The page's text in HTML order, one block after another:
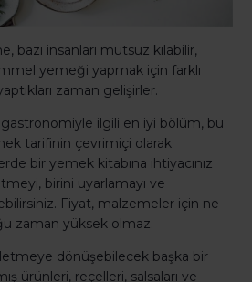
bazı insanları mutsuz kılabilir,
yemeği yapmak için farklı
zaman gelişirler.
ilgili en iyi bölüm, bu
tarifinin çevrimiçi olarak
bir yemek kitabına ihtiyacınız
birini uyarlamayı ve
Fiyat, malzemeler için ne
zaman yüksek olmaz.
dönüşebilecek başka bir
ürünleri, reçelleri, salsaları ve